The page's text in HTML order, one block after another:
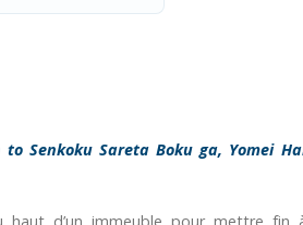
to Senkoku Sareta Boku ga, Yomei